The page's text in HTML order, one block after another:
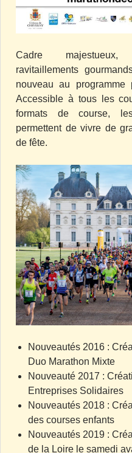
Cadre majestueux,
ravitaillements
nouveau au
Accessible à tous les
formats de course,
permettent de vivre de
de fête.
Nouveautés 2016 :
Duo Marathon Mixte
Nouveauté 2017 :
Entreprises Solidaires
Nouveautés 2018 :
des courses enfants
Nouveautés 2019 :
de la Loire le samedi